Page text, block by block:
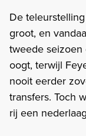
De
groot, en
tweede
oogt, terwijl
nooit eerder
transfers. Toch
rij een